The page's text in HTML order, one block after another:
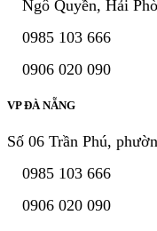
Ngô Quyền, Hải
0985 103 666
0906 020 090
VP ĐÀ NẴNG
Số 06 Trần Phú,
0985 103 666
0906 020 090